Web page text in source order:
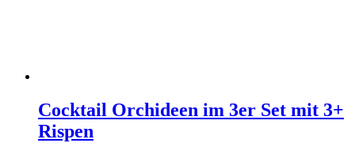
Cocktail Orchideen im 3er Set mit 3+
Rispen